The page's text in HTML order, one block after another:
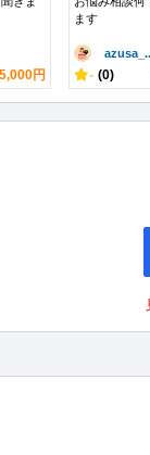
5,000円
ます
azusa_..
- (0)